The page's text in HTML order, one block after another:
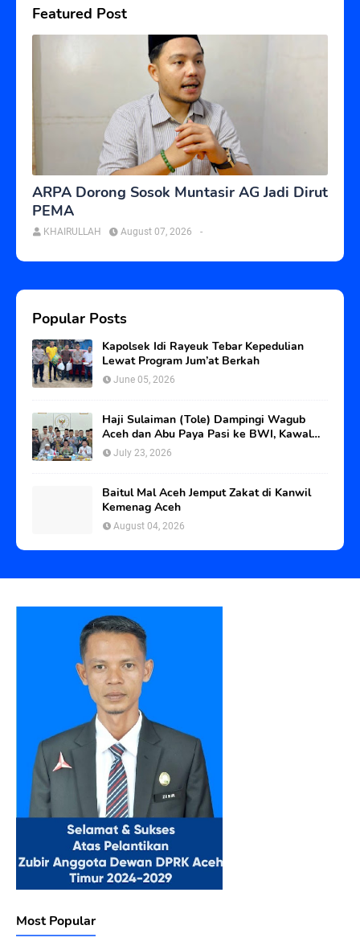
Featured Post
ARPA Dorong Sosok Muntasir AG Jadi Dirut
PEMA
KHAIRULLAH -
August 07, 2026
Popular Posts
Kapolsek Idi Rayeuk Tebar Kepedulian
Lewat Program Jum’at Berkah
June 05, 2026
Haji Sulaiman (Tole) Dampingi Wagub
Aceh dan Abu Paya Pasi ke BWI, Kawal
Status Tanah Wakaf Blangpadang
July 23, 2026
Baitul Mal Aceh Jemput Zakat di Kanwil
Kemenag Aceh
August 04, 2026
Most Popular